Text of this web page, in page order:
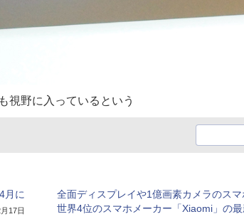
視野に入っているという
月に
17日
全面ディスプレイや1億画素カメラのスマ
世界4位のスマホメーカー「Xiaomi」の最